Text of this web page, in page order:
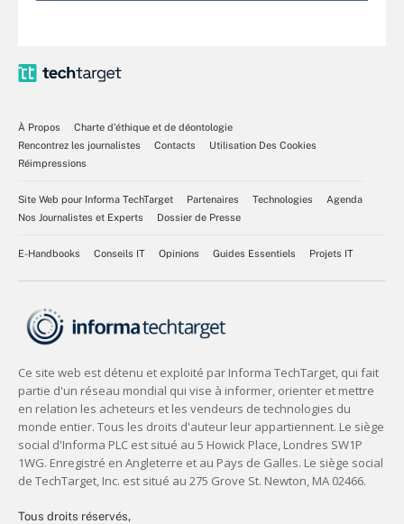
À Propos
Charte d’éthique et de déontologie
Rencontrez les journalistes
Contacts
Utilisation Des Cookies
Réimpressions
Site Web pour Informa TechTarget Partenaires Technologies
Agenda
Nos Journalistes et Experts
Dossier de Presse
E-Handbooks Conseils IT Opinions Guides Essentiels Projets IT
Tous droits réservés,